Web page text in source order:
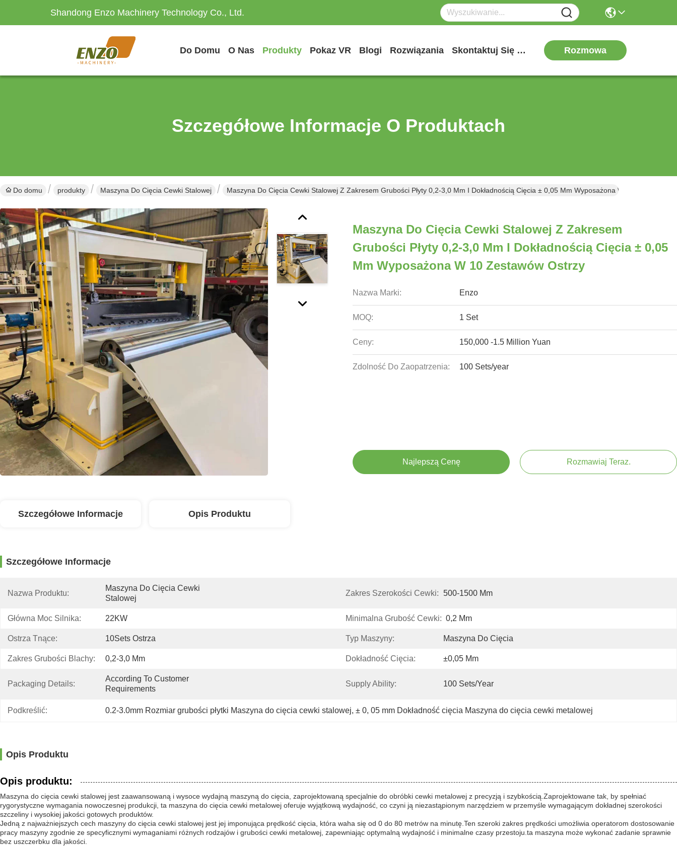
Shandong Enzo Machinery Technology Co., Ltd.
Do Domu O Nas Produkty Pokaz VR Blogi Rozwiązania Skontaktuj Się Z Nami Rozmowa
Szczegółowe Informacje O Produktach
Do domu produkty Maszyna Do Cięcia Cewki Stalowej Maszyna Do Cięcia Cewki Stalowej Z Zakresem Grubości Płyty 0,2-3,0 Mm I Dokładnością Cięcia ± 0,05 Mm Wyposażona W 10 Zestawów
Maszyna Do Cięcia Cewki Stalowej Z Zakresem
Grubości Płyty 0,2-3,0 Mm I Dokładnością Cięcia ± 0,05
Mm Wyposażona W 10 Zestawów Ostrzy
Nazwa Marki: Enzo
MOQ: 1 Set
Ceny: 150,000 -1.5 Million Yuan
Zdolność Do Zaopatrzenia: 100 Sets/year
Najlepszą Cenę Rozmawiaj Teraz.
Szczegółowe Informacje Opis Produktu
Szczegółowe Informacje
Nazwa Produktu:
Maszyna Do Cięcia Cewki
Stalowej
Zakres Szerokości Cewki: 500-1500 Mm
Główna Moc Silnika: 22KW Minimalna Grubość Cewki: 0,2 Mm
Ostrza Tnące: 10Sets Ostrza Typ Maszyny: Maszyna Do Cięcia
Zakres Grubości Blachy: 0,2-3,0 Mm Dokładność Cięcia: ±0,05 Mm
Packaging Details:
According To Customer
Requirements
Supply Ability: 100 Sets/year
Podkreślić: 0.2-3.0mm Rozmiar grubości płytki Maszyna do cięcia cewki stalowej, ± 0, 05 mm Dokładność cięcia Maszyna do cięcia cewki metalowej
Opis Produktu
Opis produktu:
Maszyna do cięcia cewki stalowej jest zaawansowaną i wysoce wydajną maszyną do cięcia, zaprojektowaną specjalnie do obróbki cewki metalowej z precyzją i szybkością.Zaprojektowane tak, by spełniać
rygorystyczne wymagania nowoczesnej produkcji, ta maszyna do cięcia cewki metalowej oferuje wyjątkową wydajność, co czyni ją niezastąpionym narzędziem w przemyśle wymagającym dokładnej szerokości
szczeliny i wysokiej jakości gotowych produktów.
Jedną z najważniejszych cech maszyny do cięcia cewki stalowej jest jej imponująca prędkość cięcia, która waha się od 0 do 80 metrów na minutę.Ten szeroki zakres prędkości umożliwia operatorom dostosowanie
pracy maszyny zgodnie ze specyficznymi wymaganiami różnych rodzajów i grubości cewki metalowej, zapewniając optymalną wydajność i minimalne czasy przestoju.ta maszyna może wykonać zadanie sprawnie
bez uszczerbku dla jakości.